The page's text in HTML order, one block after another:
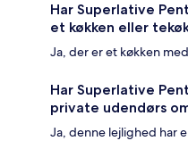
Har Superlative
et køkken eller
Ja, der er et køkken
Har Superlative
private udendørs
Ja, denne lejlighed har